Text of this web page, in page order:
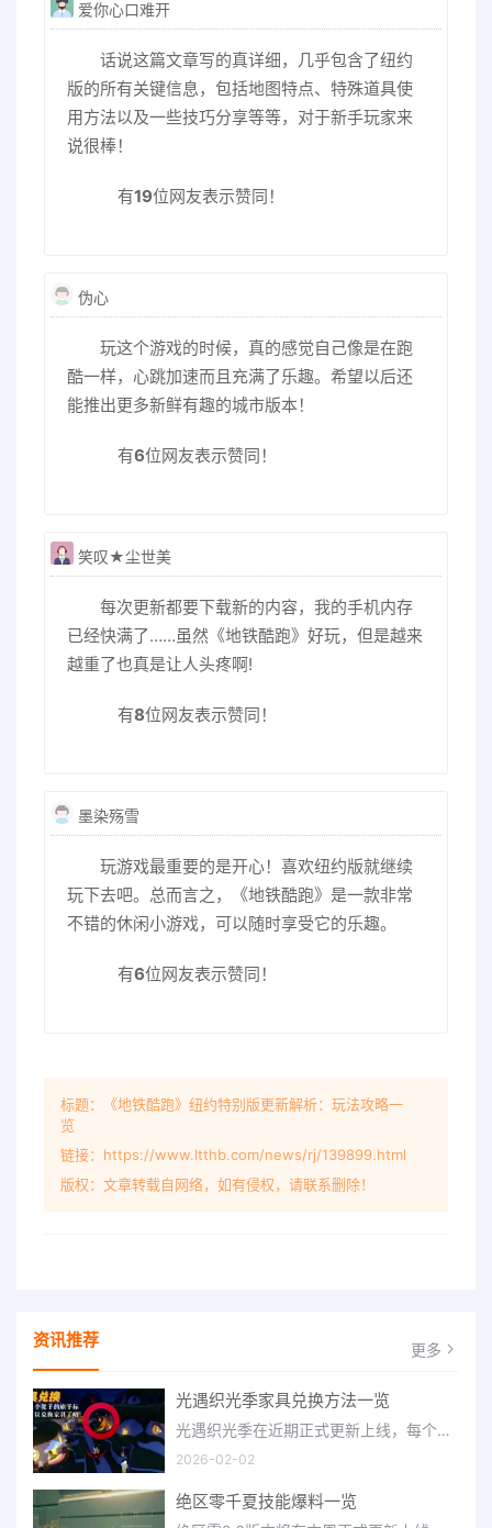
爱你心口难开
话说这篇文章写的真详细，几乎包含了纽约
版的所有关键信息，包括地图特点、特殊道具使
用方法以及一些技巧分享等等，对于新手玩家来
说很棒！
有19位网友表示赞同！
伪心
玩这个游戏的时候，真的感觉自己像是在跑
酷一样，心跳加速而且充满了乐趣。希望以后还
能推出更多新鲜有趣的城市版本！
有6位网友表示赞同！
笑叹★尘世美
每次更新都要下载新的内容，我的手机内存
已经快满了……虽然《地铁酷跑》好玩，但是越来
越重了也真是让人头疼啊!
有8位网友表示赞同！
墨染殇雪
玩游戏最重要的是开心！喜欢纽约版就继续
玩下去吧。总而言之，《地铁酷跑》是一款非常
不错的休闲小游戏，可以随时享受它的乐趣。
有6位网友表示赞同！
标题：《地铁酷跑》纽约特别版更新解析：玩法攻略一
览
链接：https://www.ltthb.com/news/rj/139899.html
版权：文章转载自网络，如有侵权，请联系删除！
资讯推荐 更多
光遇织光季家具兑换方法一览
光遇织光季在近期正式更新上线，每个季节都有着许多全新内容和资讯可以让你来体验，不少刚体验的小伙伴想要知道
2026-02-02
绝区零千夏技能爆料一览